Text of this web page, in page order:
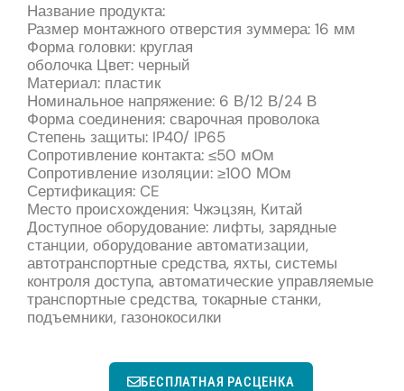
Название продукта:
Размер монтажного отверстия зуммера: 16 мм
Форма головки: круглая
оболочка Цвет: черный
Материал: пластик
Номинальное напряжение: 6 В/12 В/24 В
Форма соединения: сварочная проволока
Степень защиты: IP40/ IP65
Сопротивление контакта: ≤50 мОм
Сопротивление изоляции: ≥100 МОм
Сертификация: CE
Место происхождения: Чжэцзян, Китай
Доступное оборудование: лифты, зарядные
станции, оборудование автоматизации,
автотранспортные средства, яхты, системы
контроля доступа, автоматические управляемые
транспортные средства, токарные станки,
подъемники, газонокосилки
БЕСПЛАТНАЯ РАСЦЕНКА